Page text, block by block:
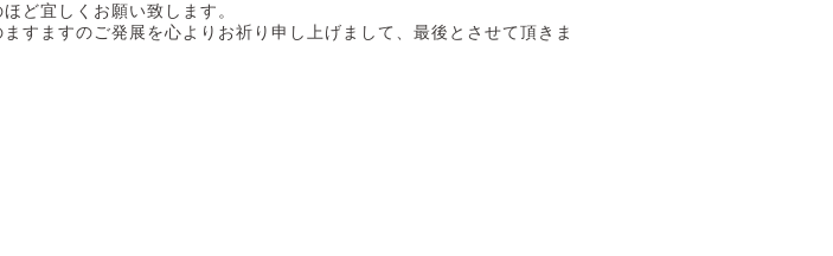
ど宜しくお願い致します。
すますのご発展を心よりお祈り申し上げまして、最後とさせて頂きま